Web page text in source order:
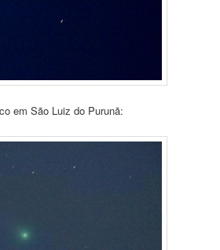
em São Luiz do Purunã: